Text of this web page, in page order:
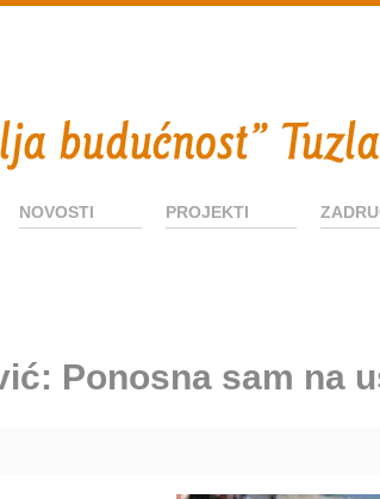
NOVOSTI PROJEKTI
Ponosna sam na